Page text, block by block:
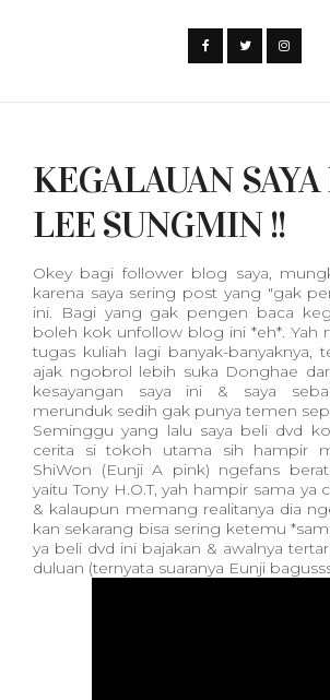
KEGALAUAN SAYA
LEE SUNGMIN !!
Okey bagi follower blog saya,
karena saya sering post yang "gak
ini. Bagi yang gak pengen baca
boleh kok unfollow blog ini *eh*. Yah
tugas kuliah lagi banyak-banyaknya,
ajak ngobrol lebih suka Donghae
kesayangan saya ini & saya
merunduk sedih gak punya temen
Seminggu yang lalu saya beli dvd
cerita si tokoh utama sih hampir
ShiWon (Eunji A pink) ngefans
yaitu Tony H.O.T, yah hampir sama ya
& kalaupun memang realitanya dia
kan sekarang bisa sering ketemu
ya beli dvd ini bajakan & awalnya
duluan (ternyata suaranya Eunji